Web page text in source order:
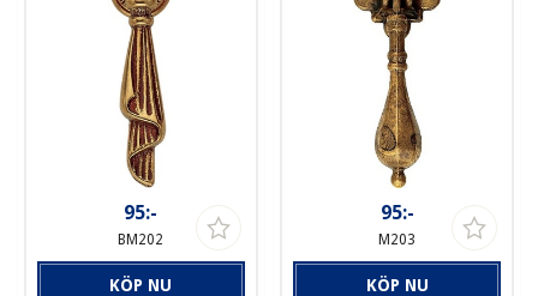
95:-
BM202
KÖP NU
95:-
M203
KÖP NU